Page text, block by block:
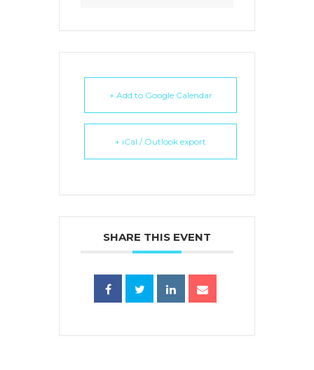
+ Add to Google Calendar
+ iCal / Outlook export
SHARE THIS EVENT